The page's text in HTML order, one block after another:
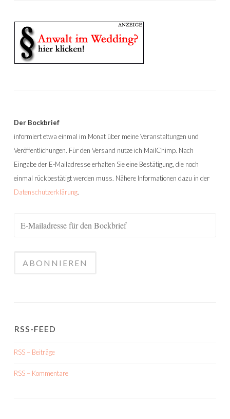
Der Bockbrief
informiert etwa einmal im Monat über meine Veranstaltungen und
Veröffentlichungen. Für den Versand nutze ich MailChimp. Nach
Eingabe der E-Mailadresse erhalten Sie eine Bestätigung, die noch
einmal rückbestätigt werden muss. Nähere Informationen dazu in der
Datenschutzerklärung.
RSS-FEED
RSS – Beiträge
RSS – Kommentare